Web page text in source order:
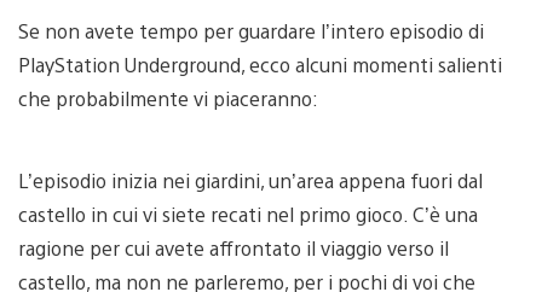
Se non avete tempo per guardare l’intero episodio di
PlayStation Underground, ecco alcuni momenti salienti
che probabilmente vi piaceranno:
L’episodio inizia nei giardini, un’area appena fuori dal
castello in cui vi siete recati nel primo gioco. C’è una
ragione per cui avete affrontato il viaggio verso il
castello, ma non ne parleremo, per i pochi di voi che